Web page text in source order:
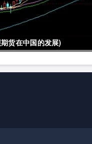
货在中国的发展)